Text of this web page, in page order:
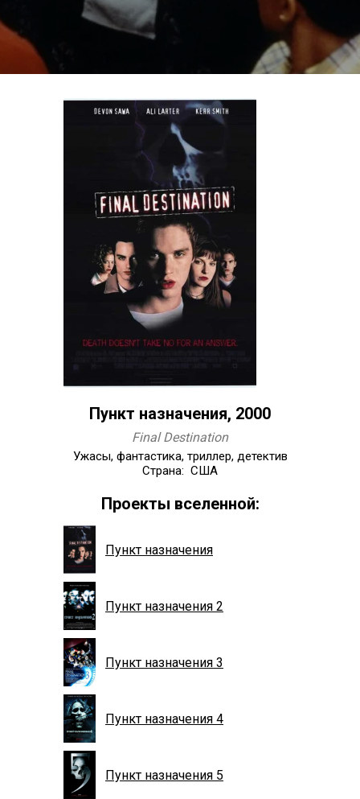
Пункт назначения, 2000
Final Destination
Ужасы, фантастика, триллер, детектив
Страна: США
Проекты вселенной:
Пункт назначения
Пункт назначения 2
Пункт назначения 3
Пункт назначения 4
Пункт назначения 5